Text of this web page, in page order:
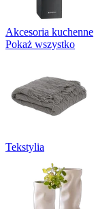
Akcesoria kuchenne
Pokaż wszystko
Tekstylia